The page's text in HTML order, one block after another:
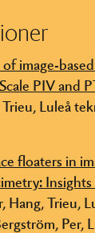
image-
PIV and
Luleå
floaters in
Hang, Trieu,
Per,